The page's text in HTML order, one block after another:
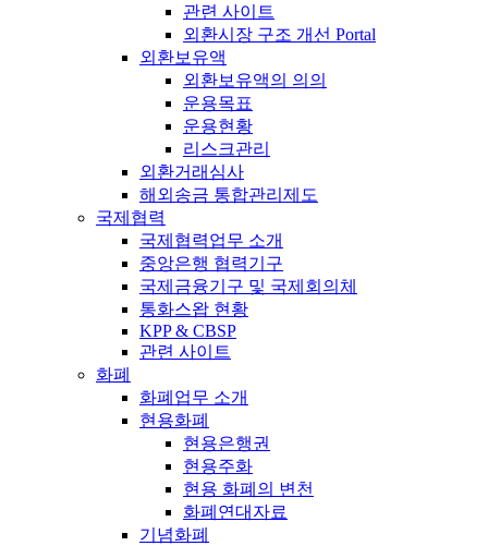
관련 사이트
외환시장 구조 개선 Portal
외환보유액
외환보유액의 의의
운용목표
운용현황
리스크관리
외환거래심사
해외송금 통합관리제도
국제협력
국제협력업무 소개
중앙은행 협력기구
국제금융기구 및 국제회의체
통화스왑 현황
KPP & CBSP
관련 사이트
화폐
화폐업무 소개
현용화폐
현용은행권
현용주화
현용 화폐의 변천
화폐연대자료
기념화폐